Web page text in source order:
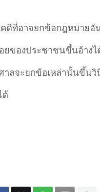
ดีที่อาจยกข้อกฎหมายอั
ยของประชาชนขึ้นอ้าง
าลจะยกข้อเหล่านั้นขึ้น
ด้